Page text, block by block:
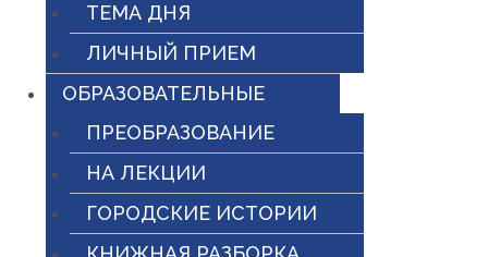
ТЕМА ДНЯ
ЛИЧНЫЙ ПРИЕМ
ОБРАЗОВАТЕЛЬНЫЕ
ПРЕОБРАЗОВАНИЕ
НА ЛЕКЦИИ
ГОРОДСКИЕ ИСТОРИИ